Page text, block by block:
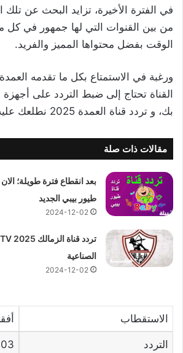
في الفترة الأخيرة، تزايد البحث عن تلك
من بين القنوات التي لها جمهور في كل
الوقت بفضل محتواها المميز والفريد.
ورغبة في الاستمتاع بكل ما تقدمه
القناة تحتاج إلى ضبط التردد على أجهزة
بك، و تردد قناة العمدة 2025 نطلعك عليه على النحو التالي:
مقالات ذات صلة
بعد انقطاع فترة طويلة؛
طيور بيبي الجديد
2024-12-02
الصناعية
2024-12-02
الاستقطاب
التردد